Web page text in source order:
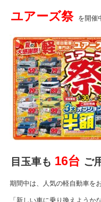
ユアーズ祭 を開催
目玉車も 16台 ご
期間中は、人気の軽自動車を
「新しい車に乗り換えようかな